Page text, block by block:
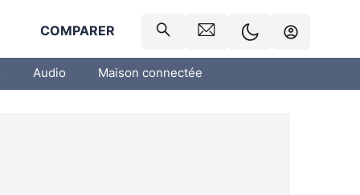
COMPARER
Audio Maison connectée